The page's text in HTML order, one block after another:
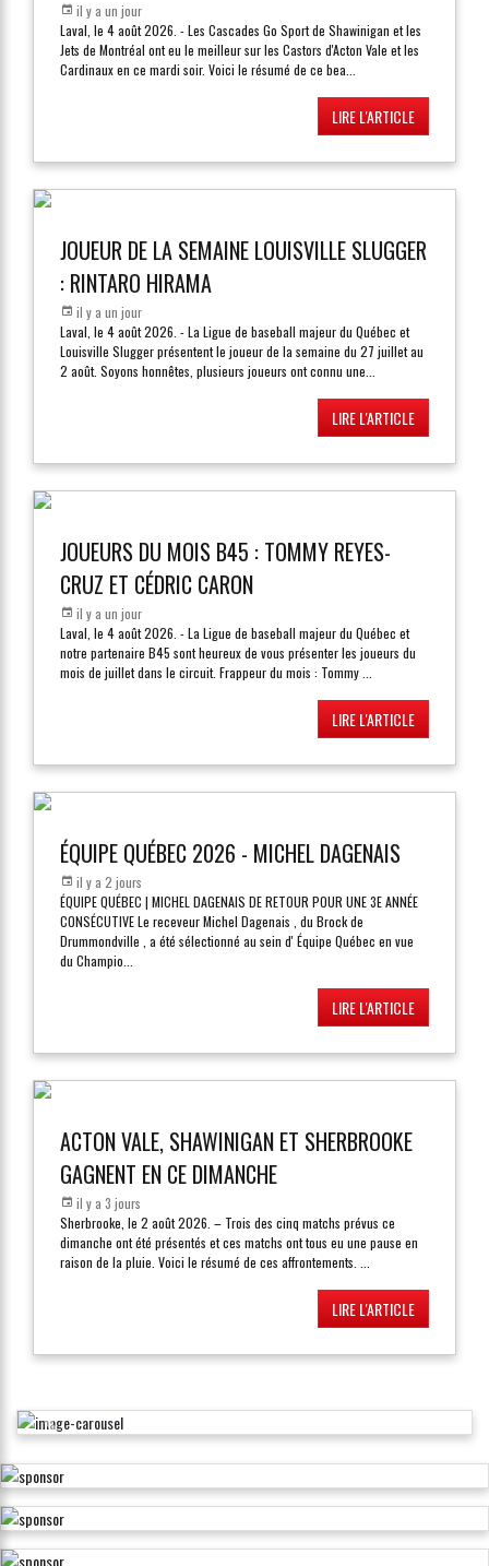
il y a un jour
Laval, le 4 août 2026. - Les Cascades Go Sport de Shawinigan et les
Jets de Montréal ont eu le meilleur sur les Castors d'Acton Vale et les
Cardinaux en ce mardi soir. Voici le résumé de ce bea...
LIRE L'ARTICLE
JOUEUR DE LA SEMAINE LOUISVILLE SLUGGER
: RINTARO HIRAMA
il y a un jour
Laval, le 4 août 2026. - La Ligue de baseball majeur du Québec et
Louisville Slugger présentent le joueur de la semaine du 27 juillet au
2 août. Soyons honnêtes, plusieurs joueurs ont connu une...
LIRE L'ARTICLE
JOUEURS DU MOIS B45 : TOMMY REYES-
CRUZ ET CÉDRIC CARON
il y a un jour
Laval, le 4 août 2026. - La Ligue de baseball majeur du Québec et
notre partenaire B45 sont heureux de vous présenter les joueurs du
mois de juillet dans le circuit. Frappeur du mois : Tommy...
LIRE L'ARTICLE
ÉQUIPE QUÉBEC 2026 - MICHEL DAGENAIS
il y a 2 jours
ÉQUIPE QUÉBEC | MICHEL DAGENAIS DE RETOUR POUR UNE 3E ANNÉE
CONSÉCUTIVE Le receveur Michel Dagenais , du Brock de
Drummondville , a été sélectionné au sein d' Équipe Québec en vue
du Champio...
LIRE L'ARTICLE
ACTON VALE, SHAWINIGAN ET SHERBROOKE
GAGNENT EN CE DIMANCHE
il y a 3 jours
Sherbrooke, le 2 août 2026. – Trois des cinq matchs prévus ce
dimanche ont été présentés et ces matchs ont tous eu une pause en
raison de la pluie. Voici le résumé de ces affrontements. ...
LIRE L'ARTICLE